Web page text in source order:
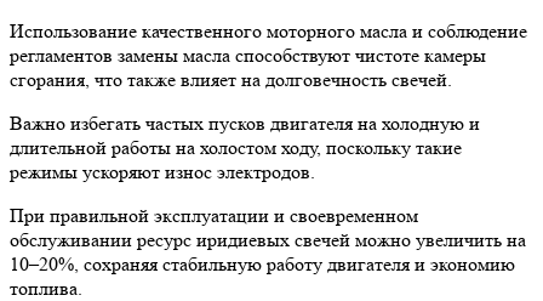
Использование качественного моторного масла и соблюдение
регламентов замены масла способствуют чистоте камеры
сгорания, что также влияет на долговечность свечей.
Важно избегать частых пусков двигателя на холодную и
длительной работы на холостом ходу, поскольку такие
режимы ускоряют износ электродов.
При правильной эксплуатации и своевременном
обслуживании ресурс иридиевых свечей можно увеличить на
10–20%, сохраняя стабильную работу двигателя и экономию
топлива.